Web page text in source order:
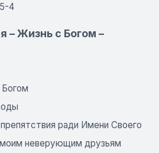
4
– Жизнь с Богом –
ради Имени Своего
неверующим друзьям